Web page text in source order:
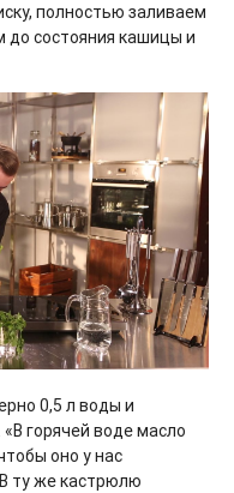
полностью заливаем
состояния кашицы и
0,5 л воды и
горячей воде масло
оно у нас
ту же кастрюлю